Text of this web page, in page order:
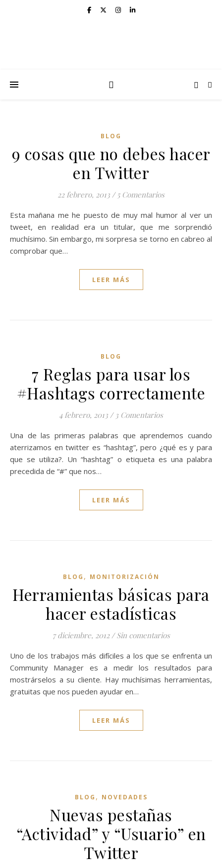
BLOG
9 cosas que no debes hacer
en Twitter
22 febrero, 2013 / 5 Comentarios
Esta mañana me he puesto de muy mal humor al ver un
tweet, en realidad era un titular, que me sorprendió
muchísimo. Sin embargo, mi sorpresa se torno en cabreo al
comprobar que…
LEER MÁS
BLOG
7 Reglas para usar los
#Hashtags correctamente
4 febrero, 2013 / 3 Comentarios
Una de las primeras palabras que aprendemos cuando
aterrizamos en twitter es “hashtag”, pero ¿qué es y para
que se utiliza?. Un “hashtag” o etiqueta es una palabra
precedida de “#” que nos…
LEER MÁS
BLOG , MONITORIZACIÓN
Herramientas básicas para
hacer estadísticas
7 diciembre, 2012 / Sin comentarios
Uno de los trabajos más difíciles a los que se enfrenta un
Community Manager es a medir los resultados para
mostrárselos a su cliente. Hay muchísimas herramientas,
gratuitas que nos pueden ayudar en…
LEER MÁS
BLOG , NOVEDADES
Nuevas pestañas
“Actividad” y “Usuario” en
Twitter